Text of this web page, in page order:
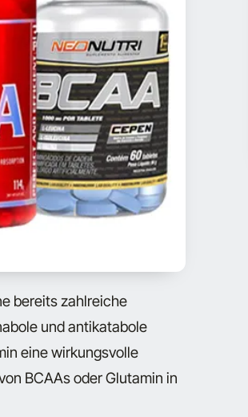
bereits zahlreiche
und antikatabole
eine wirkungsvolle
BCAAs oder Glutamin in